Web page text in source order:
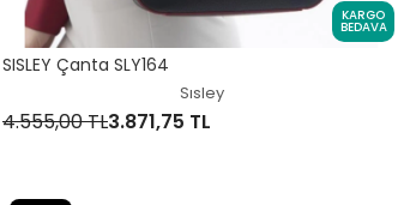
KARGO
BEDAVA
SISLEY Çanta SLY164
Sısley
4.555,00 TL3.871,75 TL